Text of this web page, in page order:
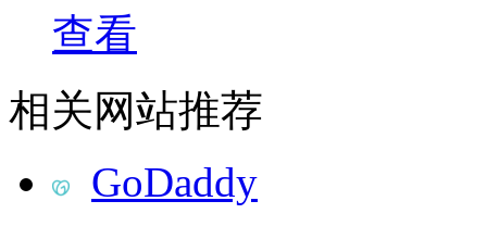
查看
相关网站推荐
GoDaddy